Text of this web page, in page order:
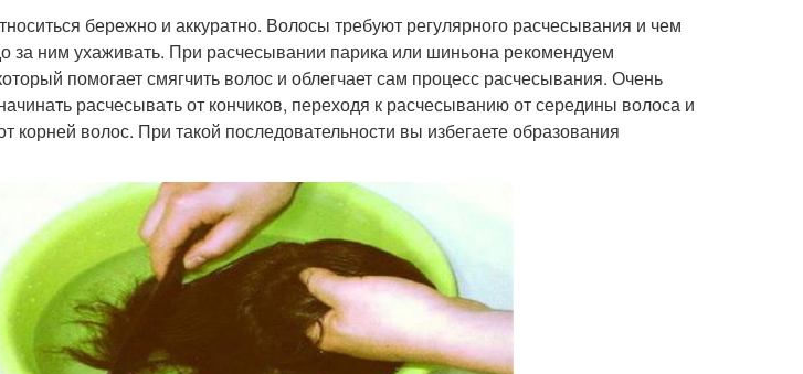
бережно и аккуратно. Волосы требуют регулярного расчесывания и чем
за ним ухаживать. При расчесывании парика или шиньона рекомендуем
помогает смягчить волос и облегчает сам процесс расчесывания. Очень
расчесывать от кончиков, переходя к расчесыванию от середины волоса и
корней волос. При такой последовательности вы избегаете образования